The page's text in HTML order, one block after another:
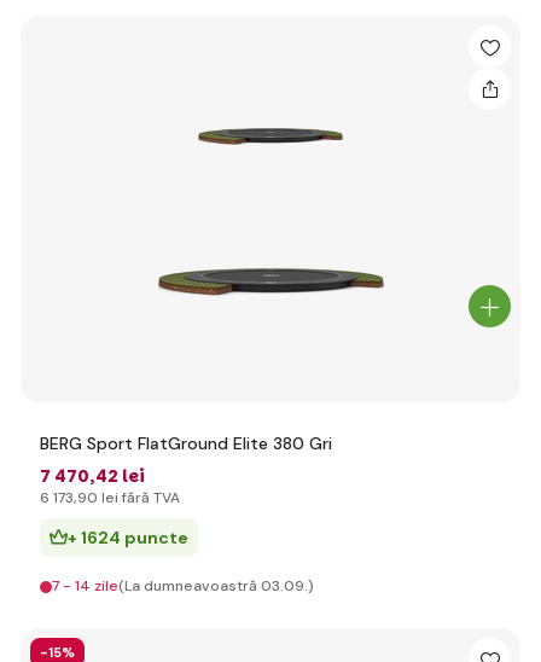
BERG Sport FlatGround Elite 380 Gri
7 470,42 lei
6 173,90 lei fără TVA
+ 1624 puncte
7 - 14 zile(La dumneavoastră 03.09.)
-15%